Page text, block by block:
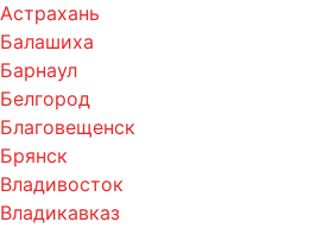
Астрахань
Балашиха
Барнаул
Белгород
Благовещенск
Брянск
Владивосток
Владикавказ